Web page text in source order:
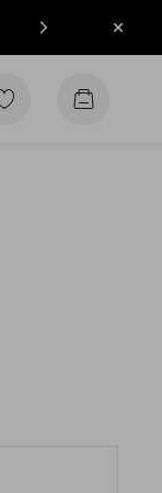
Ga
Go